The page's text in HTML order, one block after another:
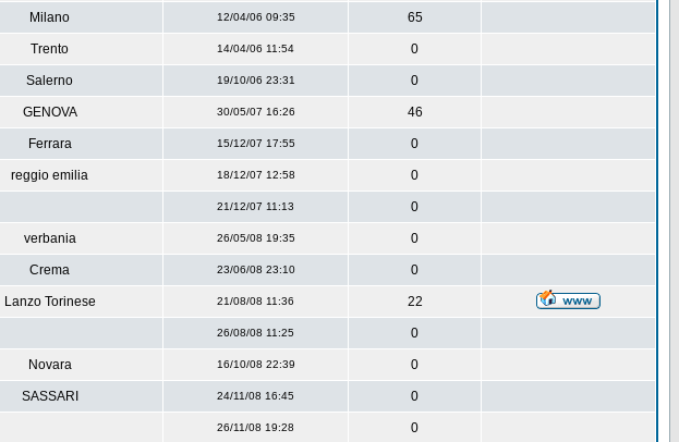
Milano 12/04/06 09:35 65
Trento 14/04/06 11:54 0
Salerno 19/10/06 23:31 0
GENOVA 30/05/07 16:26 46
Ferrara 15/12/07 17:55 0
reggio emilia 18/12/07 12:58 0
21/12/07 11:13 0
verbania 26/05/08 19:35 0
Crema 23/06/08 23:10 0
Lanzo Torinese 21/08/08 11:36 22
26/08/08 11:25 0
Novara 16/10/08 22:39 0
SASSARI 24/11/08 16:45 0
26/11/08 19:28 0